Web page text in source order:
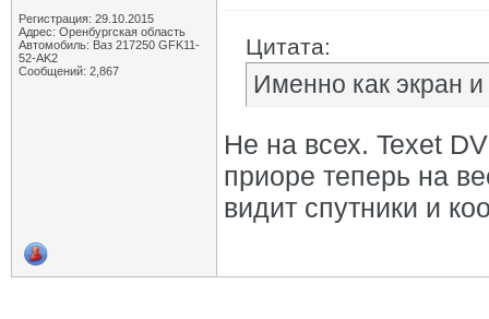
Регистрация: 29.10.2015
Адрес: Оренбургская область
Автомобиль: Ваз 217250 GFK11-
52-AK2
Сообщений: 2,867
Цитата:
Именно как экран и
Не на всех. Texet
приоре теперь на
видит спутники и